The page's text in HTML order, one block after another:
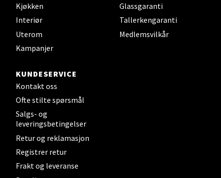
Kjøkken
Interiør
Uterom
Kampanjer
Glassgaranti
Tallerkengaranti
Medlemsvilkår
KUNDESERVICE
Kontakt oss
Ofte stilte spørsmål
Salgs- og
leveringsbetingelser
Retur og reklamasjon
Registrer retur
Frakt og leveranse
0 i butikk
Velg
Leirvik - Stord
Åpent i dag 10-17
0 i butikk